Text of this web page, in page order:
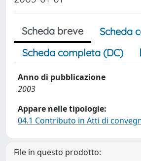
Scheda breve
Scheda
Scheda completa (DC)
Anno di pubblicazione
2003
Appare nelle tipologie:
04.1 Contributo in Atti di
File in questo prodotto: